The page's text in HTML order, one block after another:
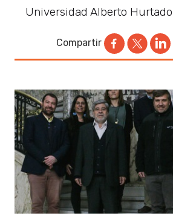
Universidad Alberto
Compartir